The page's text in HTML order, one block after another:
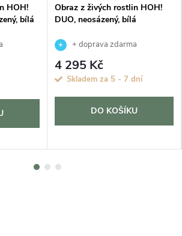
HOH!
bílá
Obraz z živých rostlin HOH!
DUO, neosázený, bílá
+ doprava zdarma
4 295 Kč
Skladem za 5 - 7 dní
DO KOŠÍKU